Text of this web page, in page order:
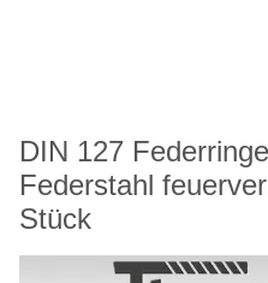
DIN 127
Federstahl
Stück